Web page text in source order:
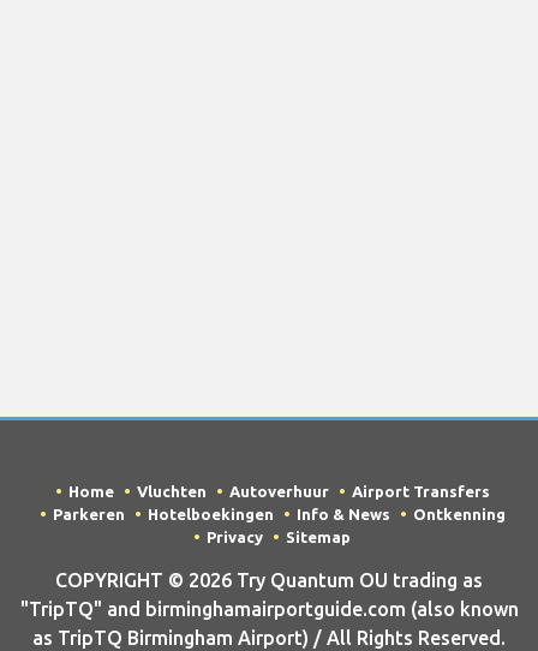
Home Vluchten Autoverhuur
Airport Transfers
Parkeren
Hotelboekingen Info & News
Ontkenning
Privacy
Sitemap
COPYRIGHT © 2026 Try Quantum OU trading as
"TripTQ" and birminghamairportguide.com (also known
as TripTQ Birmingham Airport) / All Rights Reserved.